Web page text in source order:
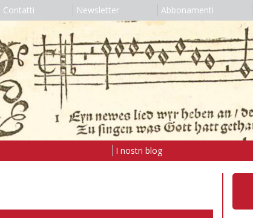
Contatti Newsletter Abbonamenti
I nostri blog